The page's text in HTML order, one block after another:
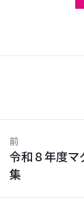
前
令和８年度
集